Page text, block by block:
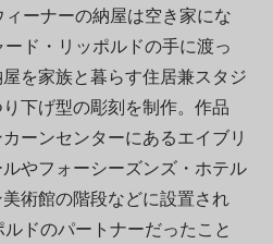
ーナーの納屋は空き家にな
ド・リッポルドの手に渡っ
を家族と暮らす住居兼スタジ
下げ型の彫刻を制作。作品
ーンセンターにあるエイブリ
やフォーシーズンズ・ホテル
術館の階段などに設置され
ドのパートナーだったこと